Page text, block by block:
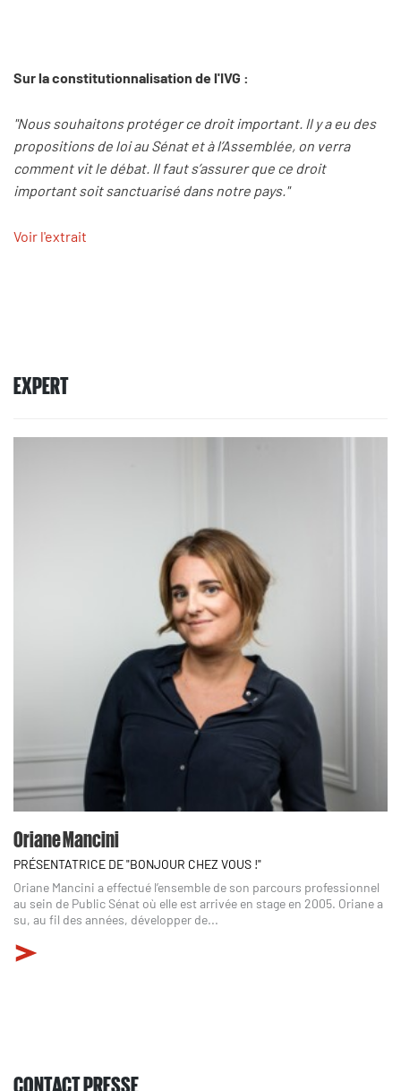
Sur la constitutionnalisation de l'IVG :
"Nous souhaitons protéger ce droit important. Il y a eu des
propositions de loi au Sénat et à l’Assemblée, on verra
comment vit le débat. Il faut s’assurer que ce droit
important soit sanctuarisé dans notre pays."
Voir l'extrait
EXPERT
Oriane Mancini
PRÉSENTATRICE DE "BONJOUR CHEZ VOUS !"
Oriane Mancini a effectué l’ensemble de son parcours professionnel
au sein de Public Sénat où elle est arrivée en stage en 2005. Oriane a
su, au fil des années, développer de...
CONTACT PRESSE